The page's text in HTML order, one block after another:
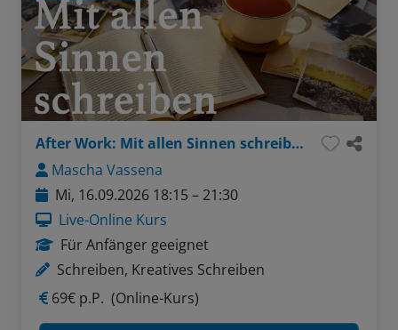
After Work: Mit allen Sinnen schreiben
Mascha Vassena
Mi, 16.09.2026 18:15 – 21:30
Live-Online Kurs
Für Anfänger geeignet
Schreiben, Kreatives Schreiben
69€ p.P. (Online-Kurs)